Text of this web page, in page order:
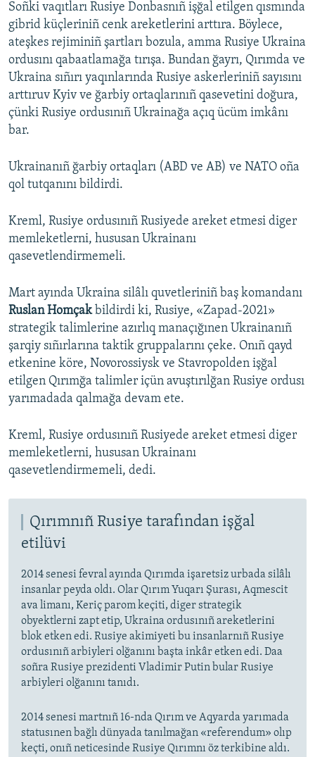
Soñki vaqıtları Rusiye Donbasnıñ işğal etilgen qısmında
gibrid küçleriniñ cenk areketlerini arttıra. Böylece,
ateşkes rejiminiñ şartları bozula, amma Rusiye Ukraina
ordusını qabaatlamağa tırışa. Bundan ğayrı, Qırımda ve
Ukraina sıñırı yaqınlarında Rusiye askerleriniñ sayısını
arttıruv Kyiv ve ğarbiy ortaqlarınıñ qasevetini doğura,
çünki Rusiye ordusınıñ Ukrainağa açıq ücüm imkânı
bar.
Ukrainanıñ ğarbiy ortaqları (ABD ve AB) ve NATO oña
qol tutqanını bildirdi.
Kreml, Rusiye ordusınıñ Rusiyede areket etmesi diger
memleketlerni, hususan Ukrainanı
qasevetlendirmemeli.
Mart ayında Ukraina silâlı quvetleriniñ baş komandanı
Ruslan Homçakbildirdi ki, Rusiye, «Zapad-2021»
strategik talimlerine azırlıq manaçığınen Ukrainanıñ
şarqiy sıñırlarına taktik gruppalarını çeke. Onıñ qayd
etkenine köre, Novorossiysk ve Stavropolden işğal
etilgen Qırımğa talimler içün avuştırılğan Rusiye ordusı
yarımadada qalmağa devam ete.
Kreml, Rusiye ordusınıñ Rusiyede areket etmesi diger
memleketlerni, hususan Ukrainanı
qasevetlendirmemeli, dedi.
Qırımnıñ Rusiye tarafından işğal
etilüvi
2014 senesi fevral ayında Qırımda işaretsiz urbada silâlı
insanlar peyda oldı. Olar Qırım Yuqarı Şurası, Aqmescit
ava limanı, Keriç parom keçiti, diger strategik
obyektlerni zapt etip, Ukraina ordusınıñ areketlerini
blok etken edi. Rusiye akimiyeti bu insanlarnıñ Rusiye
ordusınıñ arbiyleri olğanını başta inkâr etken edi. Daa
soñra Rusiye prezidenti Vladimir Putin bular Rusiye
arbiyleri olğanını tanıdı.
2014 senesi martnıñ 16-nda Qırım ve Aqyarda yarımada
statusınen bağlı dünyada tanılmağan «referendum» olıp
keçti, onıñ neticesinde Rusiye Qırımnı öz terkibine aldı.